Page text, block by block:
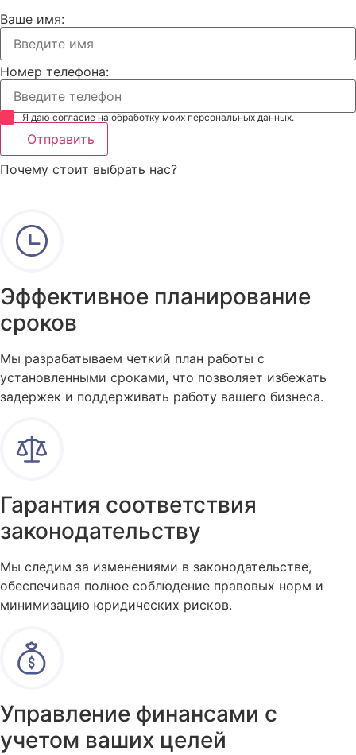
Ваше имя:
Номер телефона:
Я даю согласие на обработку моих персональных данных.
Отправить
Почему стоит выбрать нас?
Эффективное планирование
сроков
Мы разрабатываем четкий план работы с
установленными сроками, что позволяет избежать
задержек и поддерживать работу вашего бизнеса.
Гарантия соответствия
законодательству
Мы следим за изменениями в законодательстве,
обеспечивая полное соблюдение правовых норм и
минимизацию юридических рисков.
Управление финансами с
учетом ваших целей